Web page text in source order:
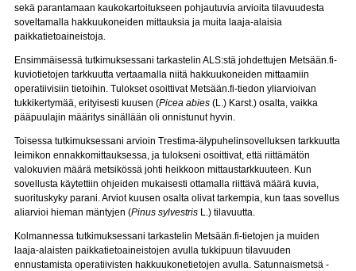
sekä parantamaan kaukokartoitukseen pohjautuvia arvioita tilavuudesta
soveltamalla hakkuukoneiden mittauksia ja muita laaja-alaisia
paikkatietoaineistoja.
Ensimmäisessä tutkimuksessani tarkastelin ALS:stä johdettujen Metsään.fi-
kuviotietojen tarkkuutta vertaamalla niitä hakkuukoneiden mittaamiin
operatiivisiin tietoihin. Tulokset osoittivat Metsään.fi-tiedon yliarvioivan
tukkikertymää, erityisesti kuusen (Picea abies (L.) Karst.) osalta, vaikka
pääpuulajin määritys sinällään oli onnistunut hyvin.
Toisessa tutkimuksessani arvioin Trestima-älypuhelinsovelluksen tarkkuutta
leimikon ennakkomittauksessa, ja tulokseni osoittivat, että riittämätön
valokuvien määrä metsikössä johti heikkoon mittaustarkkuuteen. Kun
sovellusta käytettiin ohjeiden mukaisesti ottamalla riittävä määrä kuvia,
suorituskyky parani. Arviot kuusen osalta olivat tarkempia, kun taas sovellus
aliarvioi hieman mäntyjen (Pinus sylvestris L.) tilavuutta.
Kolmannessa tutkimuksessani tarkastelin Metsään.fi-tietojen ja muiden
laaja-alaisten paikkatietoaineistojen avulla tukkipuun tilavuuden
ennustamista operatiivisten hakkuukonetietojen avulla. Satunnaismetsä -